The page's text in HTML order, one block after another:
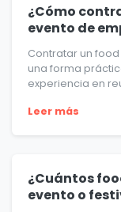
¿Cómo
evento de
Contratar un
una forma
experiencia en
Leer más
¿Cuántos
evento o